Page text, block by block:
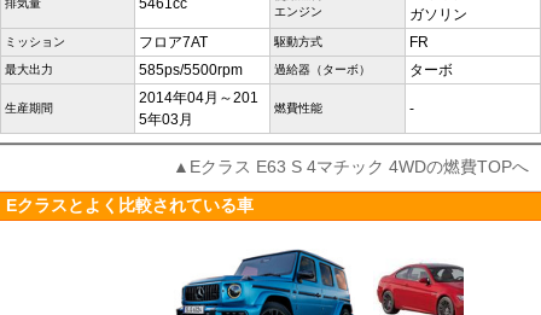
排気量 5461cc
エンジン
ガソリン
ミッション フロア7AT 駆動方式 FR
最大出力 585ps/5500rpm 過給器（ターボ） ターボ
生産期間
2014年04月～201
5年03月
燃費性能 -
▲Eクラス E63 S 4マチック 4WDの燃費TOPへ
Eクラスとよく比較されている車